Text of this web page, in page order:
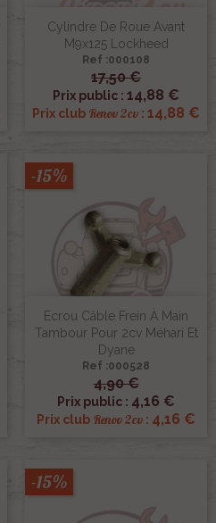
Cylindre De Roue Avant
M9x125 Lockheed
Ref :000108
17,50 €
Prix public : 14,88 €
Prix club Renov 2cv : 14,88 €
Ecrou Câble Frein À Main
Tambour Pour 2cv Méhari Et
Dyane
Ref :000528
4,90 €
Prix public : 4,16 €
Prix club Renov 2cv : 4,16 €
-15%
-15%